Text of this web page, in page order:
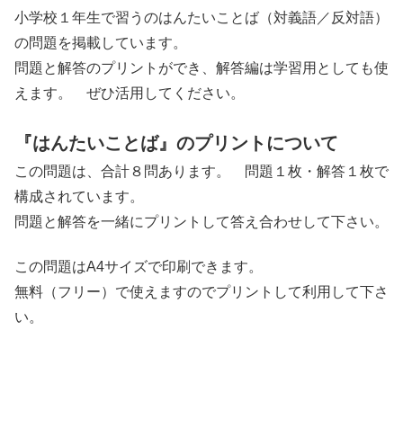
小学校１年生で習うのはんたいことば（対義語／反対語）
の問題を掲載しています。
問題と解答のプリントができ、解答編は学習用としても使
えます。 ぜひ活用してください。
『はんたいことば』のプリントについて
この問題は、合計８問あります。 問題１枚・解答１枚で
構成されています。
問題と解答を一緒にプリントして答え合わせして下さい。
この問題はA4サイズで印刷できます。
無料（フリー）で使えますのでプリントして利用して下さ
い。